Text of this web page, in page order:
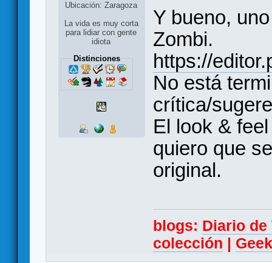
Ubicación: Zaragoza
La vida es muy corta
para lidiar con gente
idiota
Distinciones
Y bueno,
Zombi.
https://
No está
crítica/
El look &
quiero que
original.
blogs: Diario
colección